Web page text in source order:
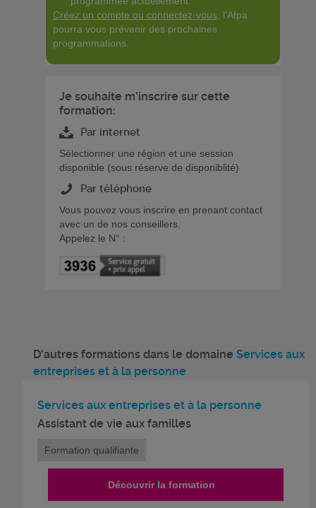
Créez un compte ou connectez-vous , l'Afpa
pourra vous prévenir des prochaines
programmations.
Je souhaite m'inscrire sur cette
formation:
Par internet
Sélectionner une région et une session
disponible (sous réserve de disponiblité)
Par téléphone
Vous pouvez vous inscrire en prenant contact
avec un de nos conseillers.
Appelez le N° :
D'autres formations dans le domaine Services aux
entreprises et à la personne
Services aux entreprises et à la personne
Assistant de vie aux familles
Formation qualifiante
Découvrir la formation